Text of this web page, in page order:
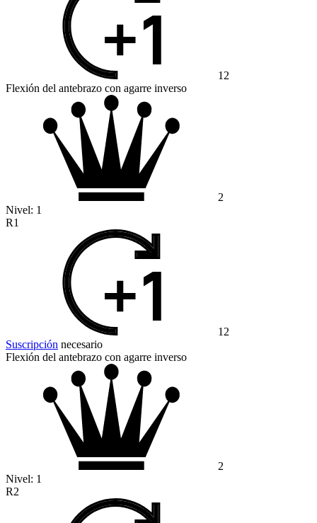
12
Flexión del antebrazo con agarre inverso
2
Nivel: 1
R1
12
Suscripción necesario
Flexión del antebrazo con agarre inverso
2
Nivel: 1
R2